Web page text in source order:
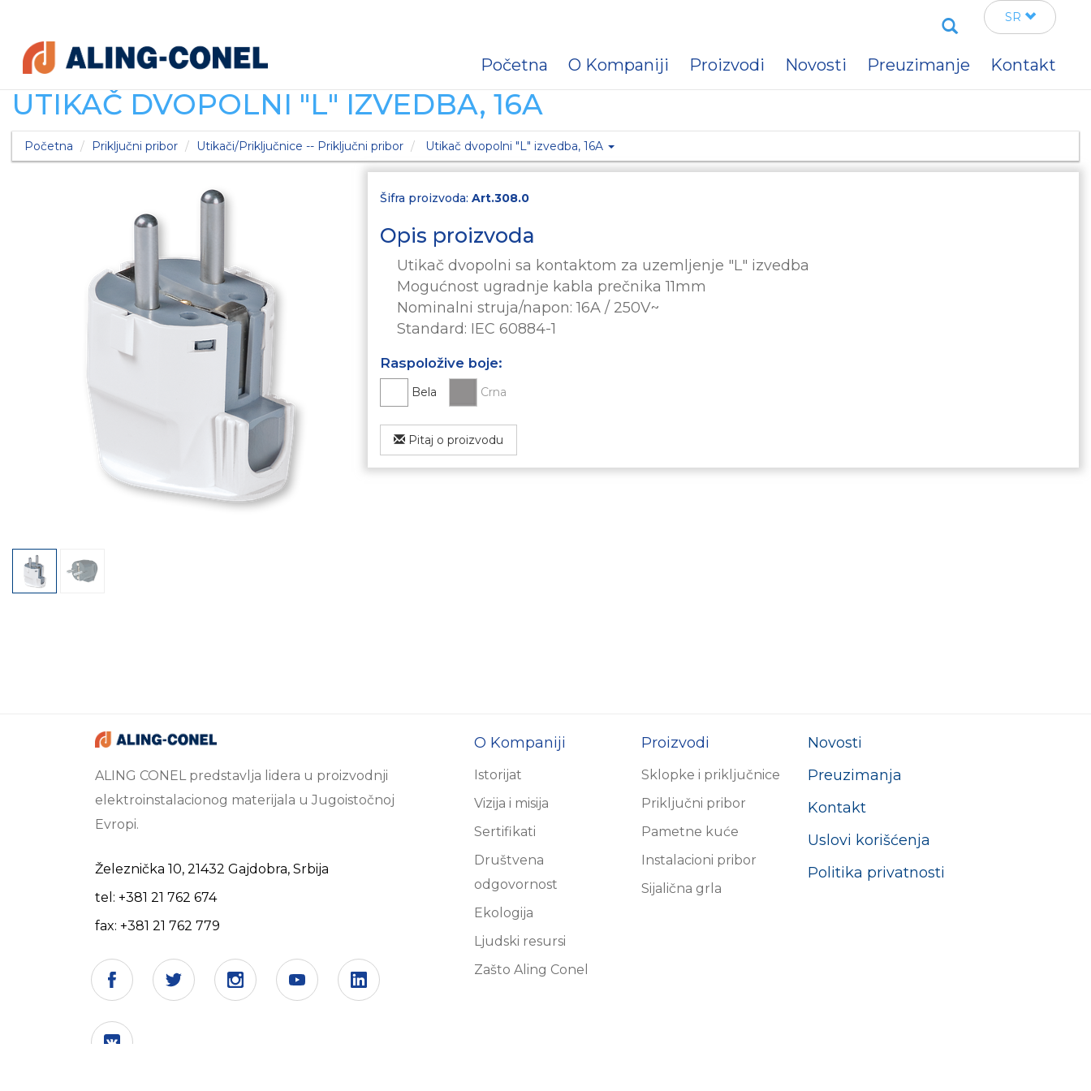
SearchSR
Početna O Kompaniji Proizvodi Novosti Preuzimanje Kontakt
UTIKAČ DVOPOLNI "L" IZVEDBA, 16A
Početna Priključni pribor Utikači/Priključnice -- Priključni pribor Utikač dvopolni "L" izvedba, 16A
Šifra proizvoda: Art.308.0
Opis proizvoda
Utikač dvopolni sa kontaktom za uzemljenje "L" izvedba
Mogućnost ugradnje kabla prečnika 11mm
Nominalni struja/napon: 16A / 250V~
Standard: IEC 60884-1
Raspoložive boje:
Bela Crna
Pitaj o proizvodu
ALING CONEL predstavlja lidera u proizvodnji
elektroinstalacionog materijala u Jugoistočnoj
Evropi.
Železnička 10, 21432 Gajdobra, Srbija
tel: +381 21 762 674
fax: +381 21 762 779
O Kompaniji
Istorijat
Vizija i misija
Sertifikati
Društvena
odgovornost
Ekologija
Ljudski resursi
Zašto Aling Conel
Proizvodi
Sklopke i priključnice
Priključni pribor
Pametne kuće
Instalacioni pribor
Sijalična grla
Novosti
Preuzimanja
Kontakt
Uslovi korišćenja
Politika privatnosti